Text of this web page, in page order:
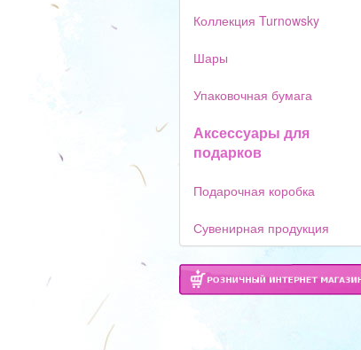
Коллекция Turnowsky
Шары
Упаковочная бумага
Аксессуары для
подарков
Подарочная коробка
Сувенирная продукция